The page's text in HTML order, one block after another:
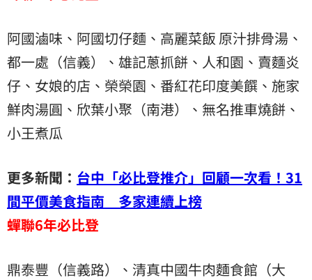
阿國滷味、阿國切仔麵、高麗菜飯 原汁排骨湯、
都一處（信義）、雄記蔥抓餅、人和園、賣麵炎
仔、女娘的店、榮榮園、番紅花印度美饌、施家
鮮肉湯圓、欣葉小聚（南港）、無名推車燒餅、
小王煮瓜
更多新聞： 台中「必比登推介」回顧一次看！31
間平價美食指南 多家連續上榜
蟬聯6年必比登
鼎泰豐（信義路）、清真中國牛肉麵食館（大